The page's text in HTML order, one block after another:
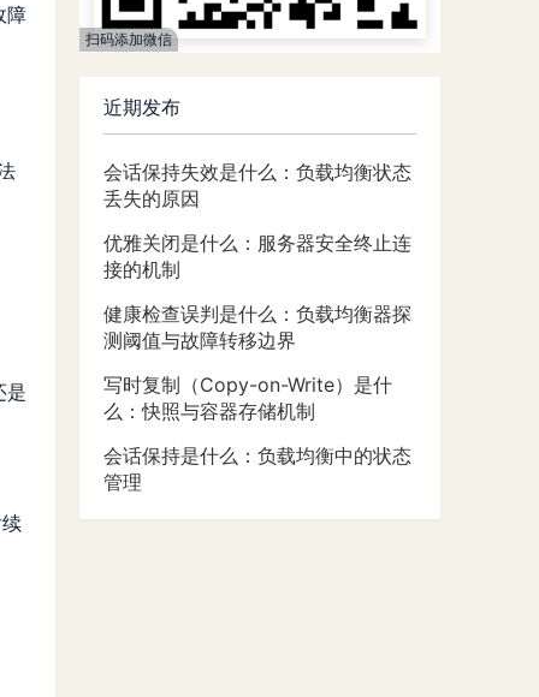
障
是
扫码添加微信
近期发布
会话保持失效是什么：负载均衡状态
丢失的原因
优雅关闭是什么：服务器安全终止连
接的机制
健康检查误判是什么：负载均衡器探
测阈值与故障转移边界
写时复制（Copy-on-Write）是什
么：快照与容器存储机制
会话保持是什么：负载均衡中的状态
管理